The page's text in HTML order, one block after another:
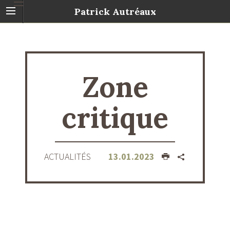
Patrick Autréaux
Zone
critique
ACTUALITÉS 13.01.2023